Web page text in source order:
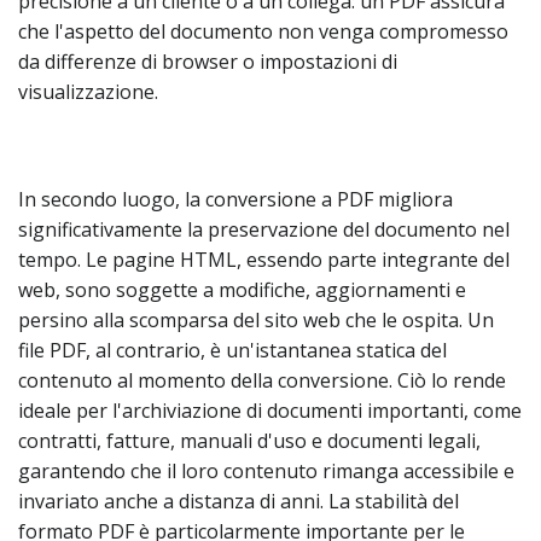
che l'aspetto del documento non venga compromesso
da differenze di browser o impostazioni di
visualizzazione.
In secondo luogo, la conversione a PDF migliora
significativamente la preservazione del documento nel
tempo. Le pagine HTML, essendo parte integrante del
web, sono soggette a modifiche, aggiornamenti e
persino alla scomparsa del sito web che le ospita. Un
file PDF, al contrario, è un'istantanea statica del
contenuto al momento della conversione. Ciò lo rende
ideale per l'archiviazione di documenti importanti, come
contratti, fatture, manuali d'uso e documenti legali,
garantendo che il loro contenuto rimanga accessibile e
invariato anche a distanza di anni. La stabilità del
formato PDF è particolarmente importante per le